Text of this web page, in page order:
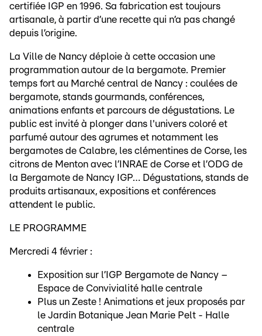
certifiée IGP en 1996. Sa fabrication est toujours
artisanale, à partir d’une recette qui n’a pas changé
depuis l’origine.
La Ville de Nancy déploie à cette occasion une
programmation autour de la bergamote. Premier
temps fort au Marché central de Nancy : coulées de
bergamote, stands gourmands, conférences,
animations enfants et parcours de dégustations. Le
public est invité à plonger dans l'univers coloré et
parfumé autour des agrumes et notamment les
bergamotes de Calabre, les clémentines de Corse, les
citrons de Menton avec l’INRAE de Corse et l’ODG de
la Bergamote de Nancy IGP… Dégustations, stands de
produits artisanaux, expositions et conférences
attendent le public.
LE PROGRAMME
Mercredi 4 février :
Exposition sur l’IGP Bergamote de Nancy –
Espace de Convivialité halle centrale
Plus un Zeste ! Animations et jeux proposés par
le Jardin Botanique Jean Marie Pelt - Halle
centrale